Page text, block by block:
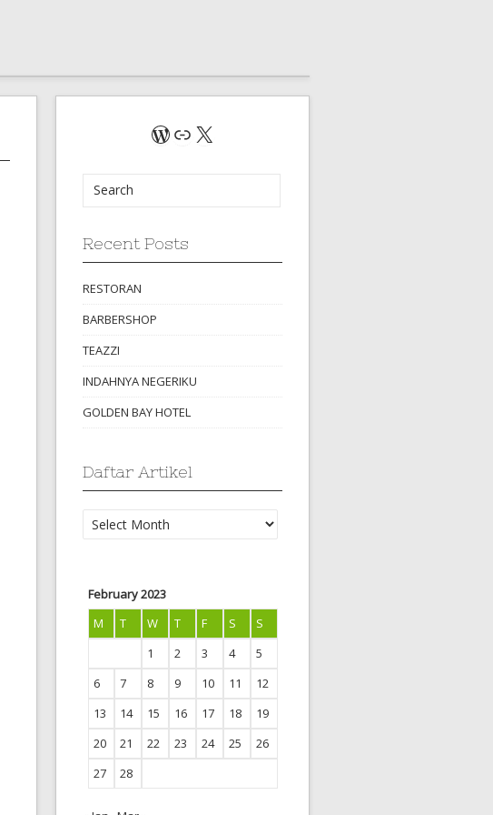
WordPress
Link
X
Recent Posts
RESTORAN
BARBERSHOP
TEAZZI
INDAHNYA NEGERIKU
GOLDEN BAY HOTEL
Daftar Artikel
Daftar
Artikel
February 2023
M
T W T F S
S
1
2 3 4
5
6
7 8 9 10 11
12
13
14 15 16 17 18
19
20
21 22 23 24 25
26
27
28